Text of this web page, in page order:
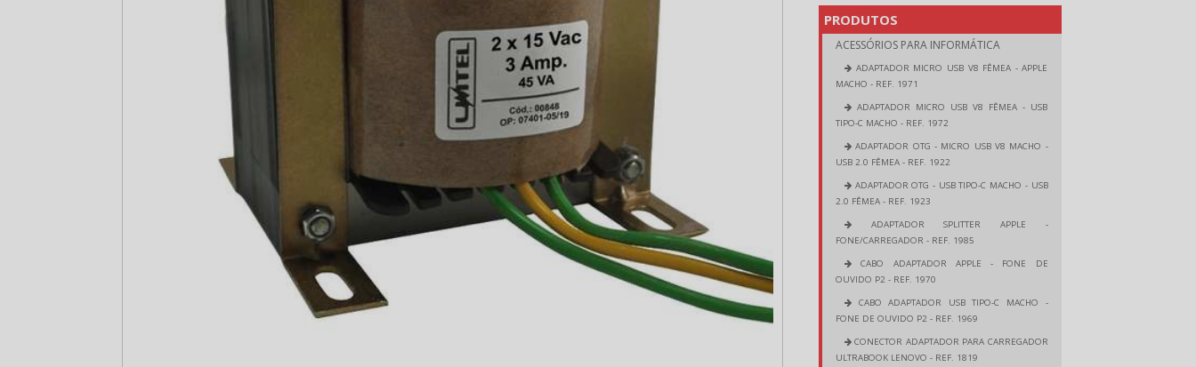
PRODUTOS
ACESSÓRIOS PARA INFORMÁTICA
ADAPTADOR MICRO USB V8 FÊMEA - APPLE
MACHO - REF. 1971
ADAPTADOR MICRO USB V8 FÊMEA - USB
TIPO-C MACHO - REF. 1972
ADAPTADOR OTG - MICRO USB V8 MACHO -
USB 2.0 FÊMEA - REF. 1922
ADAPTADOR OTG - USB TIPO-C MACHO - USB
2.0 FÊMEA - REF. 1923
ADAPTADOR SPLITTER APPLE -
FONE/CARREGADOR - REF. 1985
CABO ADAPTADOR APPLE - FONE DE
OUVIDO P2 - REF. 1970
CABO ADAPTADOR USB TIPO-C MACHO -
FONE DE OUVIDO P2 - REF. 1969
CONECTOR ADAPTADOR PARA CARREGADOR
ULTRABOOK LENOVO - REF. 1819